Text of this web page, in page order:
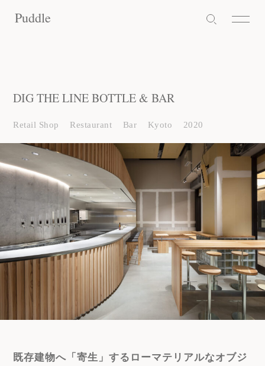
Puddle
Puddle
Puddle
DIG THE LINE BOTTLE & BAR
Retail Shop Restaurant Bar Kyoto 2020
既存建物へ「寄生」するローマテリアルなオブジ